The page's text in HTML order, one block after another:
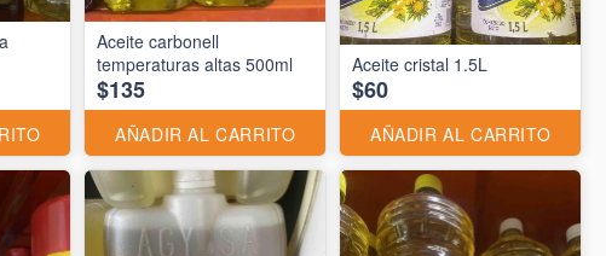
Aceite carbonell
temperaturas altas 500ml
$135
AÑADIR AL CARRITO
Aceite cristal 1.5L
$60
AÑADIR AL CARRITO